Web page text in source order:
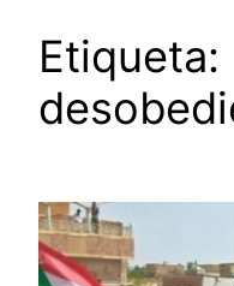
Etiqueta: